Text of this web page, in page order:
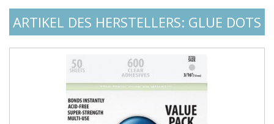
ARTIKEL DES HERSTELLERS: GLUE DOTS